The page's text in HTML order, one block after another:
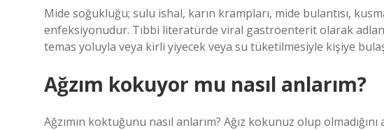
Mide soğukluğu; sulu ishal, karın krampları, mide bulantısı,
enfeksiyonudur. Tıbbi literatürde viral gastroenterit olarak
temas yoluyla veya kirli yiyecek veya su tüketilmesiyle kişiye
Ağzım kokuyor mu nasıl anlarım?
Ağzımın koktuğunu nasıl anlarım? Ağız kokunuz olup